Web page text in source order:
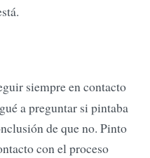
siempre en contacto
a preguntar si pintaba
de que no. Pinto
con el proceso